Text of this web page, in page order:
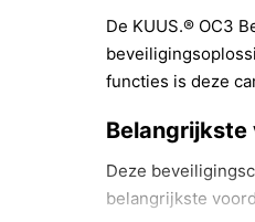
De KUUS.® OC3
functies is deze
Belangrijkste
Deze
belangrijkste